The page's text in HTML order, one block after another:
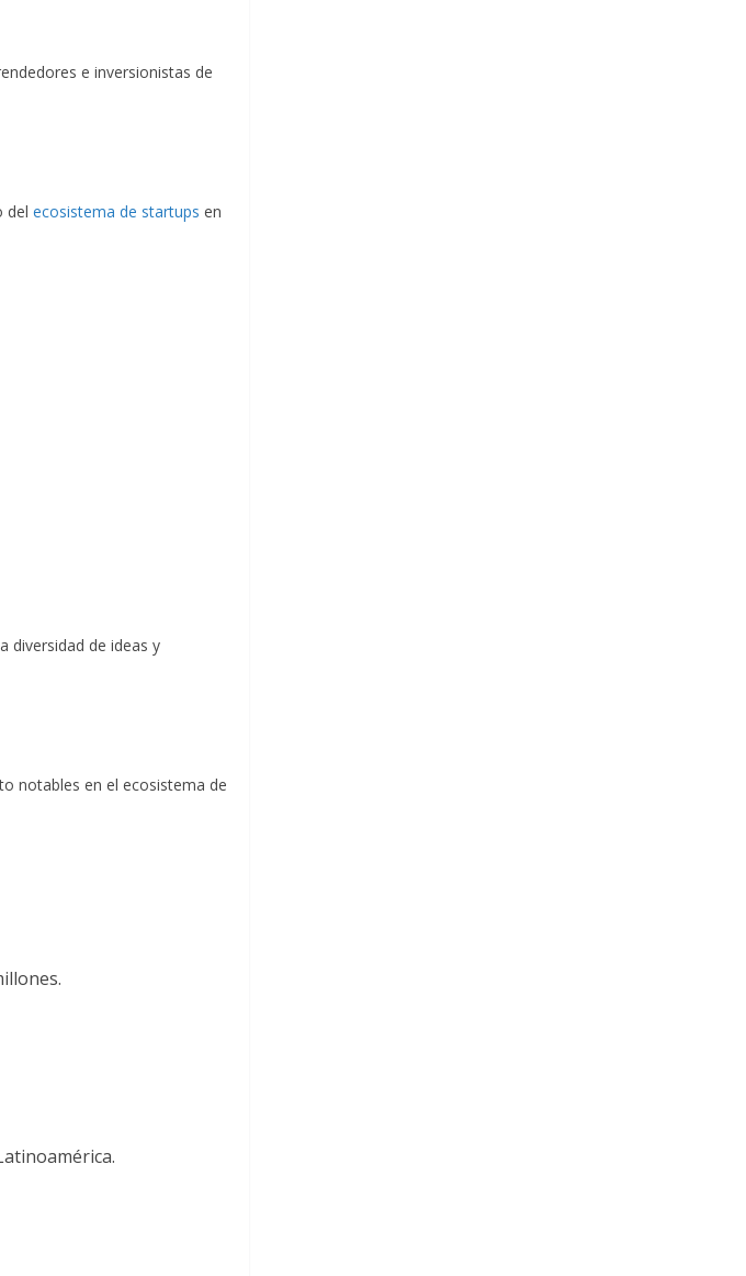
e inversionistas de
del ecosistema de startups en
diversidad de ideas y
notables en el ecosistema de